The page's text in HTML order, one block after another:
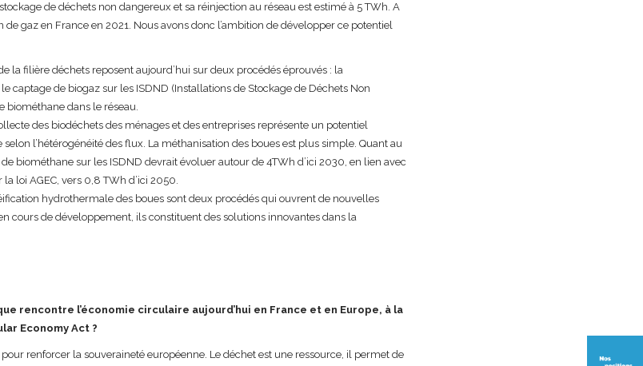
de déchets non dangereux et sa réinjection au réseau est estimé à 5 TWh. A
gaz en France en 2021. Nous avons donc l’ambition de développer ce potentiel
la filière déchets reposent aujourd’hui sur deux procédés éprouvés : la
captage de biogaz sur les ISDND (Installations de Stockage de Déchets Non
biométhane dans le réseau.
des biodéchets des ménages et des entreprises représente un potentiel
l’hétérogénéité des flux. La méthanisation des boues est plus simple. Quant au
biométhane sur les ISDND devrait évoluer autour de 4TWh d’ici 2030, en lien avec
loi AGEC, vers 0,8 TWh d’ici 2050.
hydrothermale des boues sont deux procédés qui ouvrent de nouvelles
cours de développement, ils constituent des solutions innovantes dans la
rencontre l’économie circulaire aujourd’hui en France et en Europe, à la
Economy Act ?
renforcer la souveraineté européenne. Le déchet est une ressource, il permet de